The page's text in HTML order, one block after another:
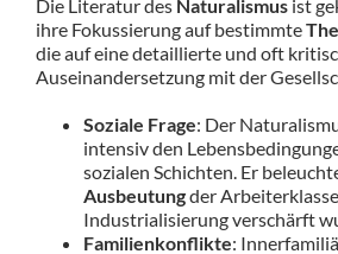
Die Literatur des Naturalismusist
ihre Fokussierung auf bestimmte
die auf eine detaillierte und oft
Auseinandersetzung mit der
Soziale Frage: Der
intensiv den
sozialen Schichten. Er
Ausbeutungder
Industrialisierung verschärft
Familienkonflikte: